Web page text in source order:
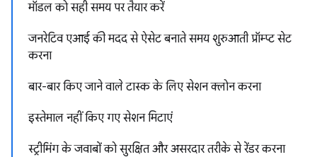
मॉडल को सही समय पर तैयार करें
जनरेटिव एआई की मदद से ऐसेट बनाते समय शुरुआती प्रॉम्प्ट सेट
करना
बार-बार किए जाने वाले टास्क के लिए सेशन क्लोन करना
इस्तेमाल नहीं किए गए सेशन मिटाएं
स्ट्रीमिंग के जवाबों को सुरक्षित और असरदार तरीके से रेंडर करना